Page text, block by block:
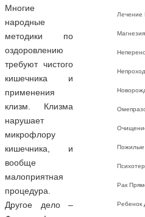
Многие
народные
методики по
оздоровлению
требуют чистого
кишечника и
применения
клизм. Клизма
нарушает
микрофлору
кишечника, и
вообще
малоприятная
процедура.
Другое дело –
Лечение
Пожилые
Рак
Ребенок